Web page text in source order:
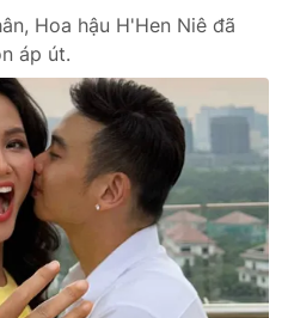
Podcast
Infographic
Shorts video
VTV Thể thao
Bất động sản
Hoa hậu H'Hen Niê đã
áp út.